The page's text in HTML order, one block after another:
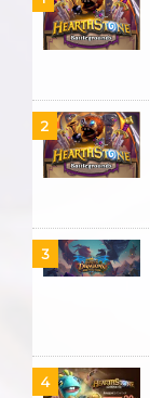
2
3
4